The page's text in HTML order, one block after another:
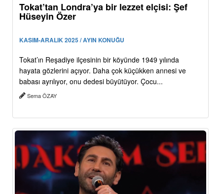
Tokat’tan Londra’ya bir lezzet elçisi: Şef
Hüseyin Özer
KASIM-ARALIK 2025 / AYIN KONUĞU
Tokat’ın Reşadiye ilçesinin bir köyünde 1949 yılında
hayata gözlerini açıyor. Daha çok küçükken annesi ve
babası ayrılıyor, onu dedesi büyütüyor. Çocu...
Sema ÖZAY